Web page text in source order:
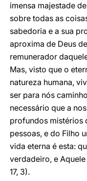
imensa majestade
sobre todas as
sabedoria e a sua
aproxima de Deus
remunerador
Mas, visto que o
natureza humana,
ser para nós
necessário que a
profundos mistérios
pessoas, e do Filho
vida eterna é esta:
verdadeiro, e
17, 3).